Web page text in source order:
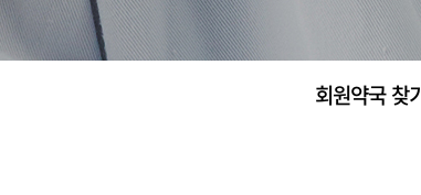
회원약국 찾기